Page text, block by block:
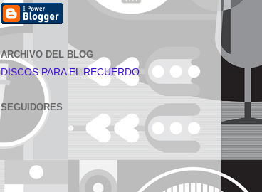
ARCHIVO DEL BLOG
DISCOS PARA EL RECUERDO
SEGUIDORES